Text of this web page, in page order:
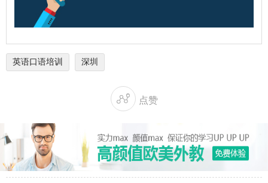
英语口语培训 深圳
 点赞